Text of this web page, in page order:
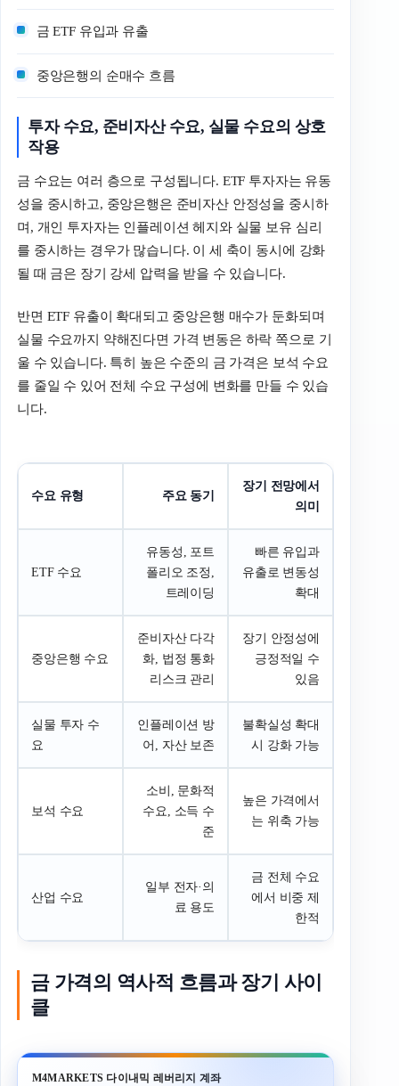
금 ETF 유입과 유출
중앙은행의 순매수 흐름
투자 수요, 준비자산 수요, 실물 수요의 상호
작용
금 수요는 여러 층으로 구성됩니다. ETF 투자자는 유동
성을 중시하고, 중앙은행은 준비자산 안정성을 중시하
며, 개인 투자자는 인플레이션 헤지와 실물 보유 심리
를 중시하는 경우가 많습니다. 이 세 축이 동시에 강화
될 때 금은 장기 강세 압력을 받을 수 있습니다.
반면 ETF 유출이 확대되고 중앙은행 매수가 둔화되며
실물 수요까지 약해진다면 가격 변동은 하락 쪽으로 기
울 수 있습니다. 특히 높은 수준의 금 가격은 보석 수요
를 줄일 수 있어 전체 수요 구성에 변화를 만들 수 있습
니다.
수요 유형 주요 동기
장기 전망에서
의미
ETF 수요
유동성, 포트
폴리오 조정,
트레이딩
빠른 유입과
유출로 변동성
확대
중앙은행 수요
준비자산 다각
화, 법정 통화
리스크 관리
장기 안정성에
긍정적일 수
있음
실물 투자 수
요
인플레이션 방
어, 자산 보존
불확실성 확대
시 강화 가능
보석 수요
소비, 문화적
수요, 소득 수
준
높은 가격에서
는 위축 가능
산업 수요
일부 전자·의
료 용도
금 전체 수요
에서 비중 제
한적
금 가격의 역사적 흐름과 장기 사이
클
M4MARKETS 다이내믹 레버리지 계좌